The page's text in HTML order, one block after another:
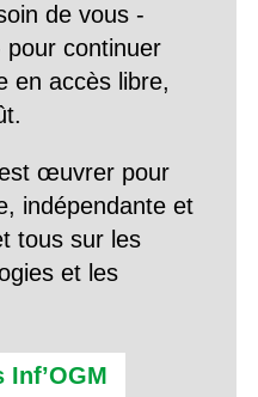
de vous -
pour continuer
en accès libre,
œuvrer pour
indépendante et
tous sur les
et les